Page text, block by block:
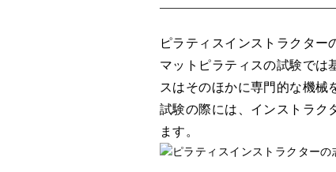
ピラティスインストラクタ
マットピラティスの試験では
スはそのほかに専門的な機械
試験の際には、インストラク
ます。